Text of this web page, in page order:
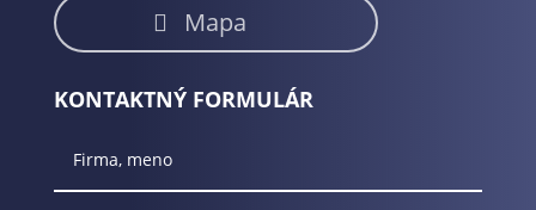
Mapa
KONTAKTNÝ FORMULÁR